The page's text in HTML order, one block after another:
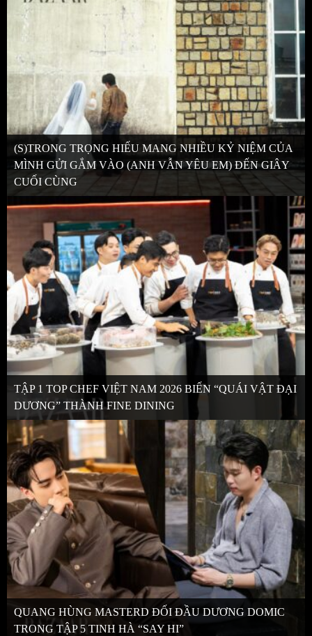
(S)TRONG TRỌNG HIẾU MANG NHIỀU KỶ NIỆM CỦA
MÌNH GỬI GẮM VÀO (ANH VẪN YÊU EM) ĐẾN GIÂY
CUỐI CÙNG
TẬP 1 TOP CHEF VIỆT NAM 2026 BIẾN “QUÁI VẬT ĐẠI
DƯƠNG” THÀNH FINE DINING
QUANG HÙNG MASTERD ĐỐI ĐẦU DƯƠNG DOMIC
TRONG TẬP 5 TINH HÀ “SAY HI”